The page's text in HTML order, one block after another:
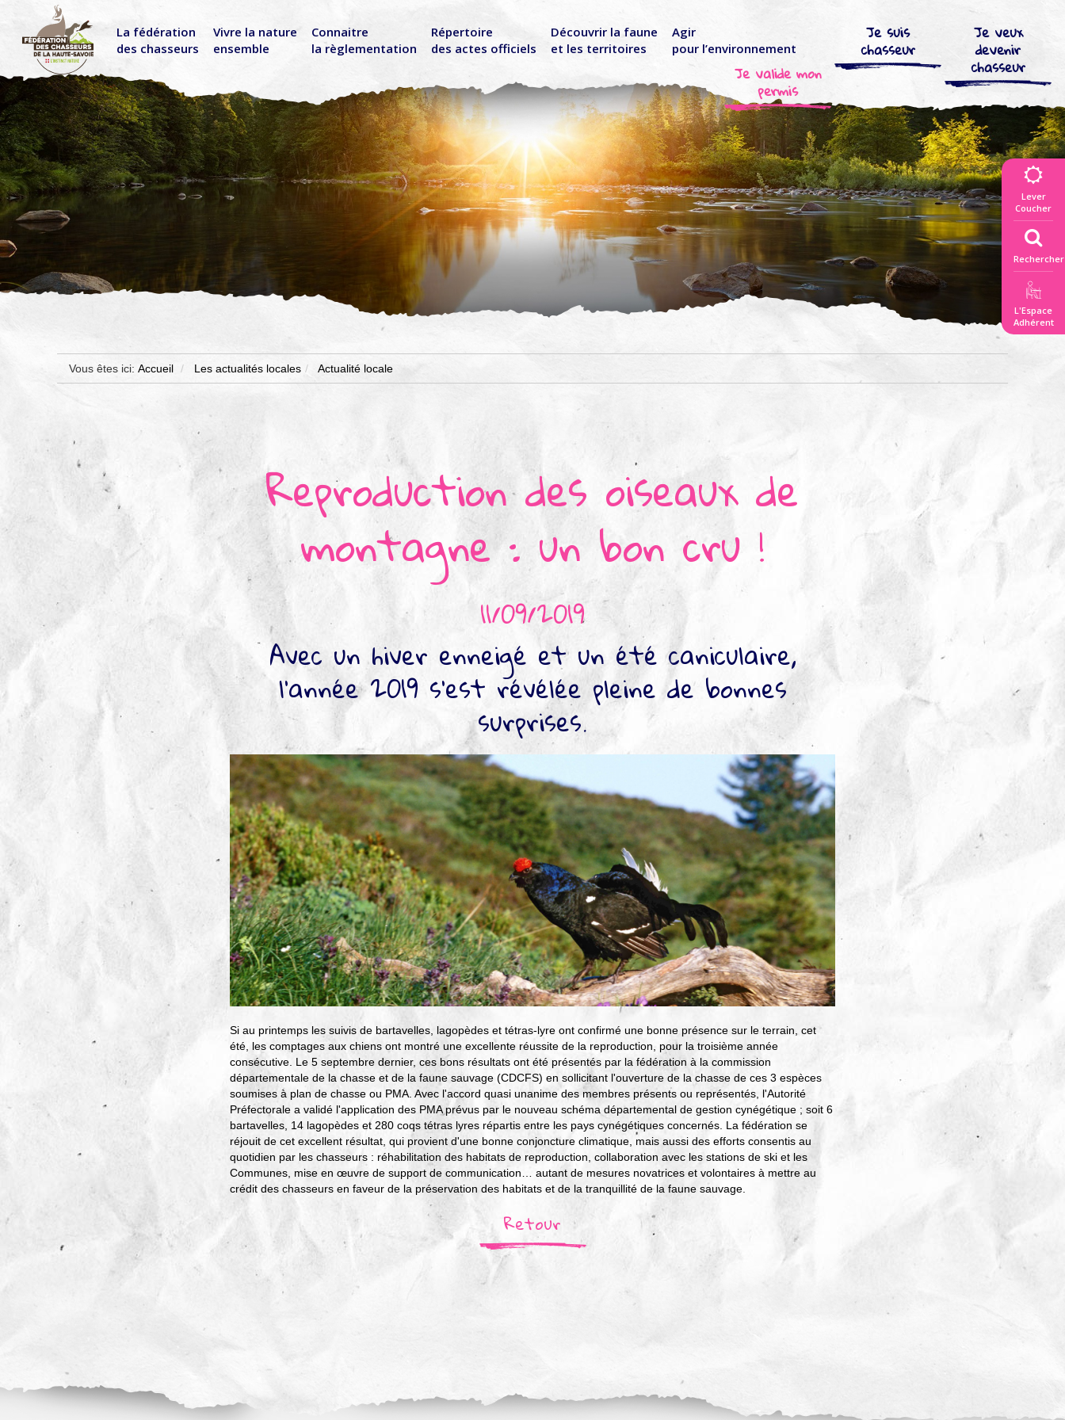
La fédération
des chasseurs
Vivre la nature
ensemble
Connaitre
la règlementation
Répertoire
des actes officiels
Découvrir la faune
et les territoires
Agir
pour l’environnement
Je veux
devenir
chasseur
Je suis
chasseur
Je valide mon
permis
Lever
Coucher
Rechercher
L'Espace
Adhérent
Vous êtes ici: Accueil Les actualités locales Actualité locale
Reproduction des oiseaux de
montagne : un bon cru !
11/09/2019
Avec un hiver enneigé et un été caniculaire,
l'année 2019 s'est révélée pleine de bonnes
surprises.
Si au printemps les suivis de bartavelles, lagopèdes et tétras-lyre ont confirmé une bonne présence sur le terrain, cet
été, les comptages aux chiens ont montré une excellente réussite de la reproduction, pour la troisième année
consécutive. Le 5 septembre dernier, ces bons résultats ont été présentés par la fédération à la commission
départementale de la chasse et de la faune sauvage (CDCFS) en sollicitant l'ouverture de la chasse de ces 3 espèces
soumises à plan de chasse ou PMA. Avec l'accord quasi unanime des membres présents ou représentés, l'Autorité
Préfectorale a validé l'application des PMA prévus par le nouveau schéma départemental de gestion cynégétique ; soit 6
bartavelles, 14 lagopèdes et 280 coqs tétras lyres répartis entre les pays cynégétiques concernés. La fédération se
réjouit de cet excellent résultat, qui provient d'une bonne conjoncture climatique, mais aussi des efforts consentis au
quotidien par les chasseurs : réhabilitation des habitats de reproduction, collaboration avec les stations de ski et les
Communes, mise en œuvre de support de communication… autant de mesures novatrices et volontaires à mettre au
crédit des chasseurs en faveur de la préservation des habitats et de la tranquillité de la faune sauvage.
Retour